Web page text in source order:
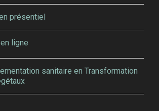
présentiel
ligne
sanitaire en Transformation